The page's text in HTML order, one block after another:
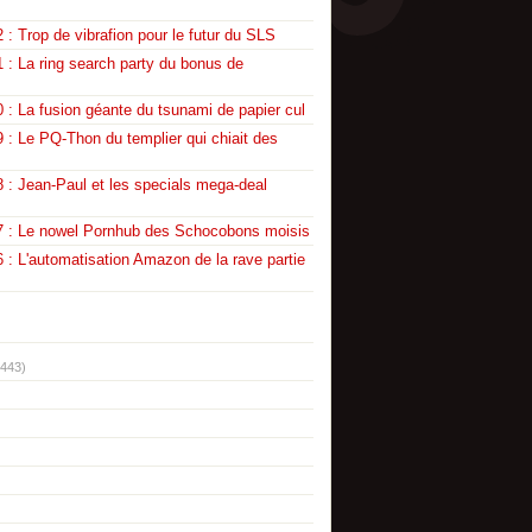
: Trop de vibrafion pour le futur du SLS
: La ring search party du bonus de
: La fusion géante du tsunami de papier cul
: Le PQ-Thon du templier qui chiait des
: Jean-Paul et les specials mega-deal
: Le nowel Pornhub des Schocobons moisis
: L'automatisation Amazon de la rave partie